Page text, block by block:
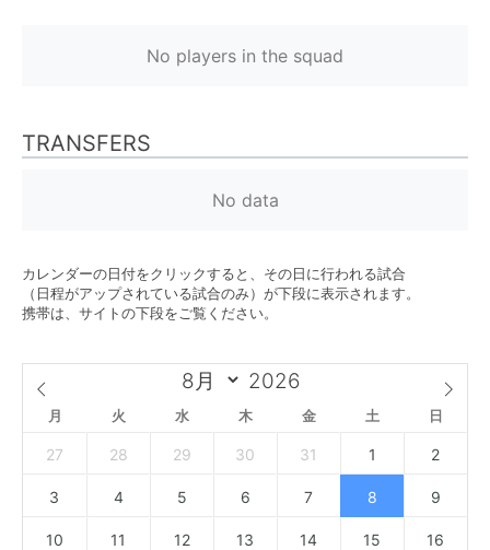
No players in the squad
TRANSFERS
No data
カレンダーの日付をクリックすると、その日に行われる試合
（日程がアップされている試合のみ）が下段に表示されます。
携帯は、サイトの下段をご覧ください。
月 火 水 木 金 土 日
27 28 29 30 31 1 2
3 4 5 6 7 8 9
10 11 12 13 14 15 16